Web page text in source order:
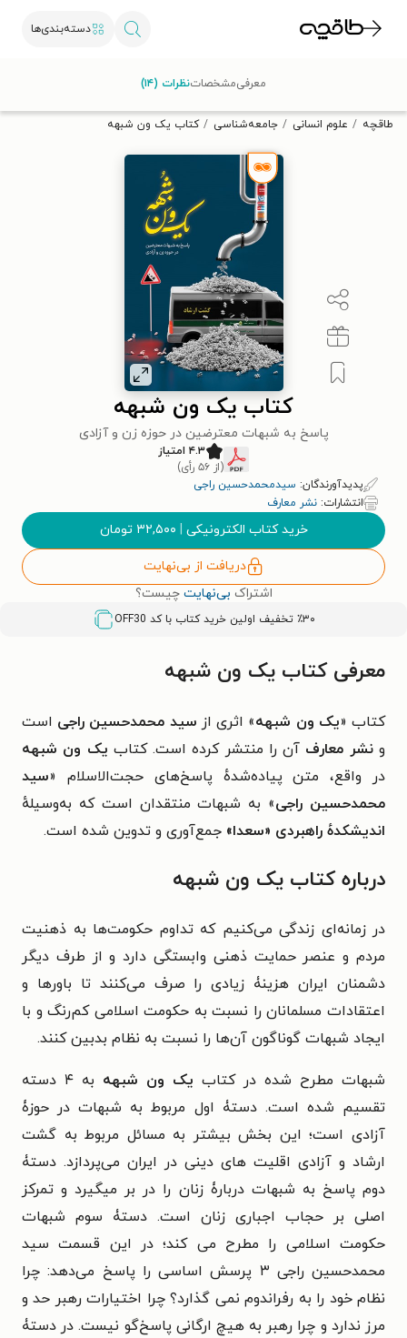
دسته‌بندی‌ها
تخفیف از طاقچه دریافت کن.
طاقچه علوم انسانی جامعه‌شناسی کتاب یک ون شبهه
کتاب یک ون شبهه
پاسخ به شبهات معترضین در حوزه زن و آزادی
۴.۳ امتیاز
(از ۵۶ رأی)
پدیدآورندگان: سیدمحمدحسین راجی
انتشارات: نشر معارف
خرید کتاب الکترونیکی | ۳۲,۵۰۰ تومان
دریافت از بی‌نهایت
اشتراک بی‌نهایت چیست؟
٪۳۰ تخفیف اولین خرید کتاب با کد OFF30
معرفیمشخصاتنظرات (۱۴)
معرفی کتاب یک ون شبهه
کتاب «یک ون شبهه» اثری از سید محمدحسین راجی است
ونشر معارف آن را منتشر کرده است. کتاب یک ون شبهه
در واقع، متن پیاده‌شدهٔ پاسخ‌های حجت‌الاسلام «سید
محمدحسین راجی» به شبهات منتقدان است که به‌وسیلهٔ
اندیشکدهٔ راهبردی «سعدا» جمع‌آوری و تدوین شده است.
درباره کتاب یک ون شبهه
در زمانه‌ای زندگی می‌کنیم که تداوم حکومت‌ها به ذهنیت
مردم و عنصر حمایت ذهنی وابستگی دارد و از طرف دیگر
دشمنان ایران هزینۀ زیادی را صرف می‌کنند تا باورها و
اعتقادات مسلمانان را نسبت به حکومت اسلامی کم‌رنگ و با
ایجاد شبهات گوناگون آن‌ها را نسبت به نظام بدبین کنند.
شبهات مطرح شده در کتاب یک ون شبهه
به ۴ دسته
تقسیم شده است. دستۀ اول مربوط به شبهات در حوزۀ
آزادی است؛ این بخش بیشتر به مسائل مربوط به گشت
ارشاد و آزادی اقلیت های دینی در ایران می‌پردازد. دستۀ
دوم پاسخ به شبهات دربارۀ زنان را در بر میگیرد و تمرکز
اصلی بر حجاب اجباری زنان است. دستۀ سوم شبهات
حکومت اسلامی را مطرح می کند؛ در این قسمت سید
محمدحسین راجی ۳ پرسش اساسی را پاسخ می‌دهد: چرا
نظام خود را به رفراندوم نمی گذارد؟ چرا اختیارات رهبر حد و
مرز ندارد و چرا رهبر به هیچ ارگانی پاسخ‌گو نیست. در دستۀ